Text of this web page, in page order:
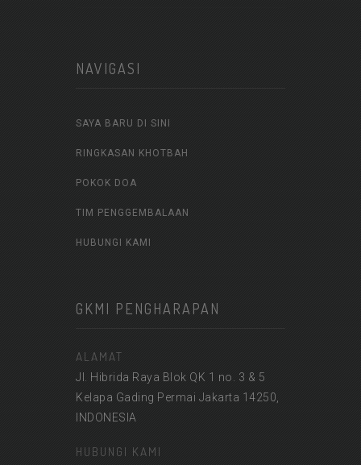
NAVIGASI
SAYA BARU DI SINI
RINGKASAN KHOTBAH
POKOK DOA
TIM PENGGEMBALAAN
HUBUNGI KAMI
GKMI PENGHARAPAN
ALAMAT
Jl. Hibrida Raya Blok QK 1 no. 3 & 5
Kelapa Gading Permai Jakarta 14250,
INDONESIA
HUBUNGI KAMI